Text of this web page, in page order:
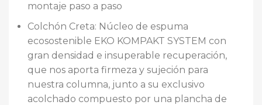
montaje paso a paso
Colchón Creta: Núcleo de espuma
ecosostenible EKO KOMPAKT SYSTEM con
gran densidad e insuperable recuperación,
que nos aporta firmeza y sujeción para
nuestra columna, junto a su exclusivo
acolchado compuesto por una plancha de